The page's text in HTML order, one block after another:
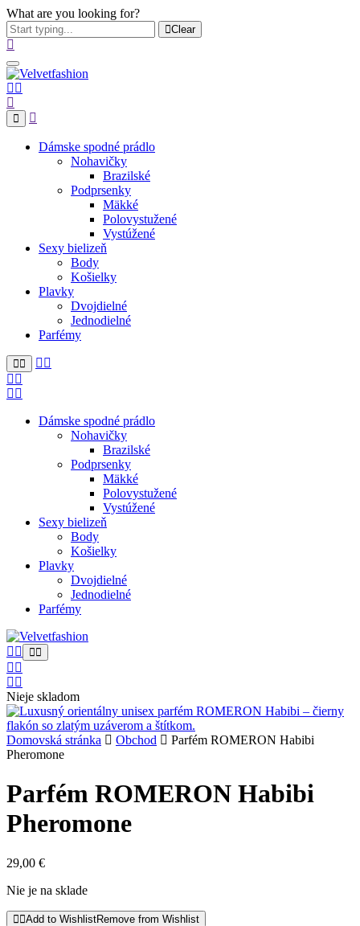
What are you looking for?
Clear
Dámske spodné prádlo
Nohavičky
Brazilské
Podprsenky
Mäkké
Polovystužené
Vystúžené
Sexy bielizeň
Body
Košielky
Plavky
Dvojdielné
Jednodielné
Parfémy
Dámske spodné prádlo
Nohavičky
Brazilské
Podprsenky
Mäkké
Polovystužené
Vystúžené
Sexy bielizeň
Body
Košielky
Plavky
Dvojdielné
Jednodielné
Parfémy
Nieje skladom
Domovská stránka Obchod
Parfém ROMERON Habibi
Pheromone
Parfém ROMERON Habibi
Pheromone
29,00 €
Nie je na sklade
Add to WishlistRemove from Wishlist